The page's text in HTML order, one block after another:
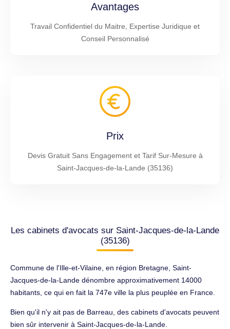
Avantages
Travail Confidentiel du Maitre, Expertise Juridique et
Conseil Personnalisé
Prix
Devis Gratuit Sans Engagement et Tarif Sur-Mesure à
Saint-Jacques-de-la-Lande (35136)
Les cabinets d'avocats sur Saint-Jacques-de-la-Lande
(35136)
Commune de l'Ille-et-Vilaine, en région Bretagne, Saint-
Jacques-de-la-Lande dénombre approximativement 14000
habitants, ce qui en fait la 747e ville la plus peuplée en France.
Bien qu'il n'y ait pas de Barreau, des cabinets d'avocats peuvent
bien sûr intervenir à Saint-Jacques-de-la-Lande.